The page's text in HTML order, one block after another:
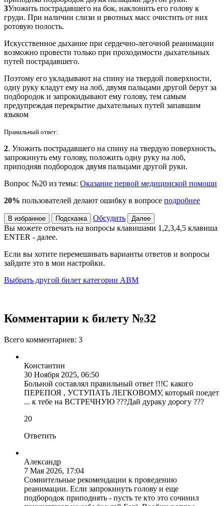
3Уложить пострадавшего на бок, наклонить его голову к
груди. При наличии слизи и рвотных масс очистить от них
ротовую полость.
Искусственное дыхание при сердечно-легочной реанимации
возможно провести только при проходимости дыхательных
путей пострадавшего.
Поэтому его укладывают на спину на твердой поверхности,
одну руку кладут ему на лоб, двумя пальцами другой берут за
подбородок и запрокидывают ему голову, тем самым
предупреждая перекрытие дыхательных путей запавшим
языком
Правильный ответ:
2. Уложить пострадавшего на спину на твердую поверхность,
запрокинуть ему голову, положить одну руку на лоб,
приподняв подбородок двумя пальцами другой руки.
Вопрос №20 из темы: Оказание первой медицинской помощи
20% пользователей делают ошибку в вопросе подробнее
В избранное Подсказка Обсудить Далее
Вы можете отвечать на вопросы клавишами 1,2,3,4,5 клавиша
ENTER - далее.
Если вы хотите перемешивать варианты ответов и вопросы
зайдите это в мои настройки.
Выбрать другой билет категории ABM
Комментарии к билету №32
Всего комментариев: 3
Константин
30 Ноября 2025, 06:50
Больной составлял правильный ответ !!!С какого
ПЕРЕПОЯ , УСТУПАТЬ ЛЕГКОВОМУ, который поедет
... к тебе на ВСТРЕЧНУЮ ???Дай дураку дорогу ???
20
Ответить
Александр
7 Мая 2026, 17:04
Сомнительные рекомендации к проведению
реанимации. Если запрокинуть голову и еще
подбородок приподнять - пусть те кто это сочинил